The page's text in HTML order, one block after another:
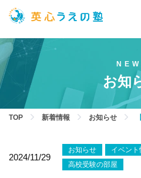
お知
TOP 新着情報 お知らせ
2024/11/29
お知らせ イベント
高校受験の部屋